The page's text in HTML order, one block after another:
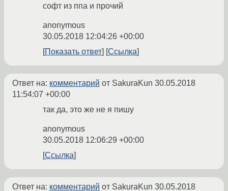
софт из ппа и прочий
anonymous
30.05.2018 12:04:26 +00:00
Показать ответ
Ссылка
Ответ на: комментарий от SakuraKun 30.05.2018
11:54:07 +00:00
так да, это же не я пишу
anonymous
30.05.2018 12:06:29 +00:00
Ссылка
Ответ на: комментарий от SakuraKun 30.05.2018